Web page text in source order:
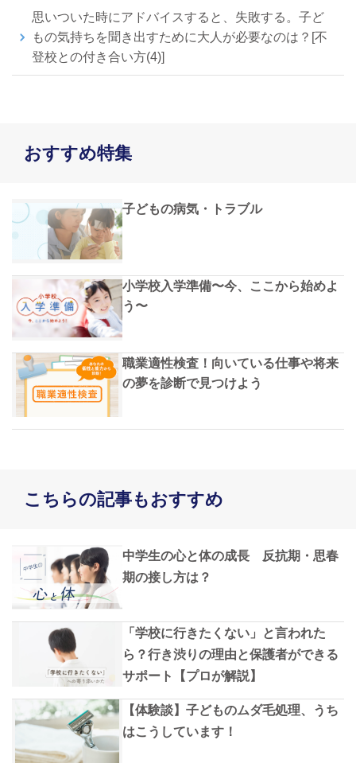
思いついた時にアドバイスすると、失敗する。子ど
もの気持ちを聞き出すために大人が必要なのは？[不
登校との付き合い方(4)]
おすすめ特集
子どもの病気・トラブル
小学校入学準備〜今、ここから始めよ
う〜
職業適性検査！向いている仕事や将来
の夢を診断で見つけよう
こちらの記事もおすすめ
中学生の心と体の成長 反抗期・思春
期の接し方は？
「学校に行きたくない」と言われた
ら？行き渋りの理由と保護者ができる
サポート【プロが解説】
【体験談】子どものムダ毛処理、うち
はこうしています！